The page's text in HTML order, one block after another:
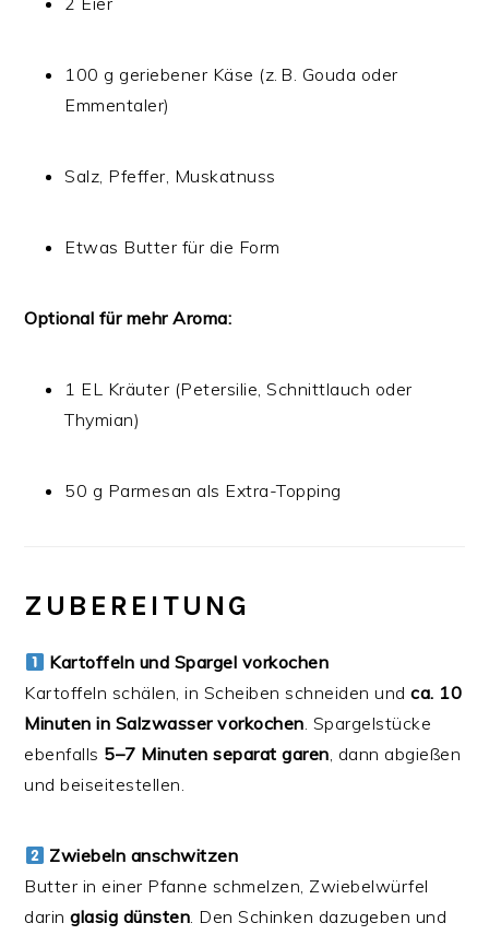
100 g geriebener Käse (z. B. Gouda oder
Emmentaler)
Salz, Pfeffer, Muskatnuss
Etwas Butter für die Form
Optional für mehr Aroma:
1 EL Kräuter (Petersilie, Schnittlauch oder
Thymian)
50 g Parmesan als Extra-Topping
ZUBEREITUNG
Kartoffeln und Spargel vorkochen
Kartoffeln schälen, in Scheiben schneiden undca. 10
Minuten in Salzwasser vorkochen. Spargelstücke
ebenfalls 5–7 Minuten separat garen, dann abgießen
und beiseitestellen.
Zwiebeln anschwitzen
Butter in einer Pfanne schmelzen, Zwiebelwürfel
daringlasig dünsten. Den Schinken dazugeben und